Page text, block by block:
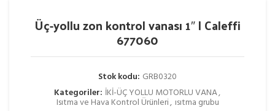
Üç-yollu zon kontrol vanası 1″ | Caleffi
677060
Stok kodu: GRB0320
Kategoriler: İKİ-ÜÇ YOLLU MOTORLU VANA,
Isıtma ve Hava Kontrol Ürünleri, ısıtma grubu